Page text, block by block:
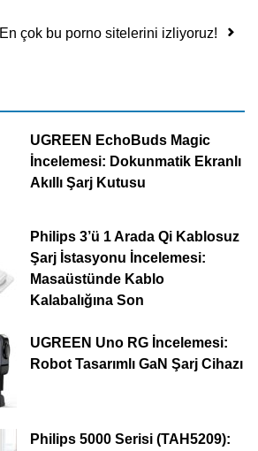
En çok bu porno sitelerini izliyoruz!
UGREEN EchoBuds Magic
İncelemesi: Dokunmatik Ekranlı
Akıllı Şarj Kutusu
Philips 3’ü 1 Arada Qi Kablosuz
Şarj İstasyonu İncelemesi:
Masaüstünde Kablo
Kalabalığına Son
UGREEN Uno RG İncelemesi:
Robot Tasarımlı GaN Şarj Cihazı
Philips 5000 Serisi (TAH5209):